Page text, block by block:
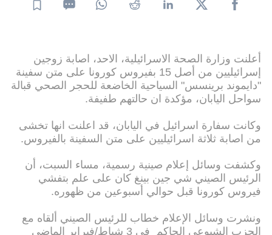
أعلنت وزارة الصحة الاسرائيلية، الاحد، اصابة زوجين
إسرائيليين من أصل 15 بفيروس كورونا على متن سفينة
"دايموند برينسس" السياحية الخاضعة للحجر الصحي قبالة
سواحل اليابان، مؤكدة ان حالتهم طفيفة.
وكانت سفارة اسرائيل في اليابان، قد اعلنت انها تخشى
من اصابة ثلاثة اسرائيليين على متن السفينة بالفيروس.
وكشفت وسائل إعلام صينية رسمية، مساء السبت، أن
الرئيس الصيني شي جين بينغ كان على علم بتفشي
فيروس كورونا قبل حوالي أسبوعين من ظهوره.
ونشرت وسائل الإعلام خطاب للرئيس الصيني ألقاه مع
الحزب الشيوعي الحاكم في 3 شباط/فبراير الماضي